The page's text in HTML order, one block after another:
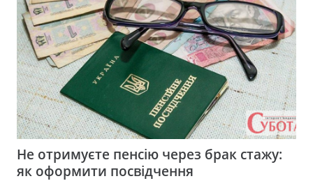
Не отримуєте пенсію через брак стажу:
як оформити посвідчення